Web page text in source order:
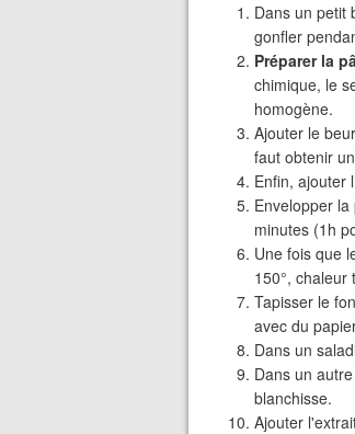
Dans un petit
gonfler
Préparer la
chimique, le
homogène.
Ajouter le
faut obtenir
Enfin, ajouter
Envelopper
minutes (1h
Une fois que
150°, chaleur
Tapisser le
avec du
Dans un
Dans un
blanchisse.
Ajouter